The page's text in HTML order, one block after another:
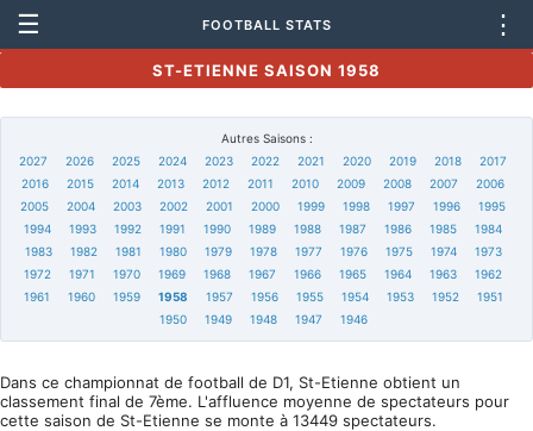
☰ FOOTBALL STATS ⋮
ST-ETIENNE SAISON 1958
Autres Saisons :
2027
2026 2025 2024 2023 2022 2021 2020 2019 2018
2017
2016
2015 2014 2013 2012 2011 2010 2009 2008 2007
2006
2005
2004 2003 2002 2001 2000 1999 1998 1997 1996
1995
1994
1993 1992 1991 1990 1989 1988 1987 1986 1985
1984
1983
1982 1981 1980 1979 1978 1977 1976 1975 1974
1973
1972
1971 1970 1969 1968 1967 1966 1965 1964 1963
1962
1961
1960 1959 1958 1957 1956 1955 1954 1953 1952
1951
1950
1949 1948 1947 1946
Dans ce championnat de football de D1, St-Etienne obtient un
classement final de 7ème. L'affluence moyenne de spectateurs pour
cette saison de St-Etienne se monte à 13449 spectateurs.